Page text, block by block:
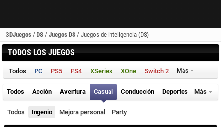
3DJuegos / DS / Juegos DS / Juegos de inteligencia (DS)
TODOS LOS JUEGOS
Todos PC PS5 PS4 XSeries XOne Switch 2 Más
Todos Acción Aventura Casual Conducción Deportes Más
Todos Ingenio Mejora personal Party